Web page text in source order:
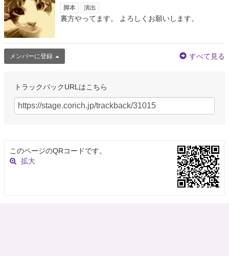
脚本 演出
裏方やってます。 よろしくお願いします。
メンバーに登録 すべて見る
トラックバックURLはこちら
このページのQRコードです。
拡大